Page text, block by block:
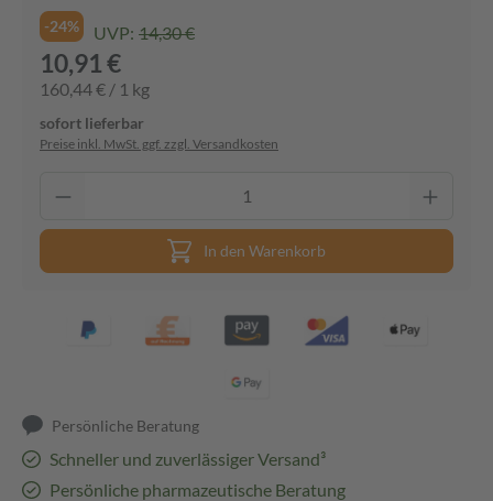
-24% UVP: 14,30 €
10,91 €
160,44 € / 1 kg
sofort lieferbar
Preise inkl. MwSt. ggf. zzgl. Versandkosten
In den Warenkorb
Persönliche Beratung
Schneller und zuverlässiger Versand³
Persönliche pharmazeutische Beratung